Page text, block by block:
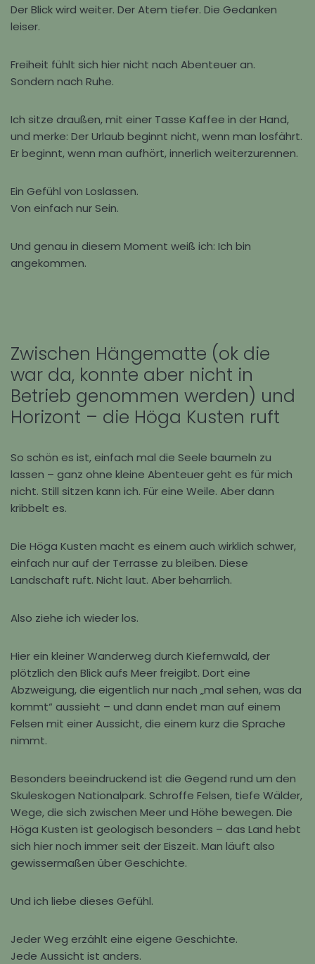
Der Blick wird weiter. Der Atem tiefer. Die Gedanken
leiser.
Freiheit fühlt sich hier nicht nach Abenteuer an.
Sondern nach Ruhe.
Ich sitze draußen, mit einer Tasse Kaffee in der Hand,
und merke: Der Urlaub beginnt nicht, wenn man losfährt.
Er beginnt, wenn man aufhört, innerlich weiterzurennen.
Ein Gefühl von Loslassen.
Von einfach nur Sein.
Und genau in diesem Moment weiß ich: Ich bin
angekommen.
Zwischen Hängematte (ok die
war da, konnte aber nicht in
Betrieb genommen werden) und
Horizont – die Höga Kusten ruft
So schön es ist, einfach mal die Seele baumeln zu
lassen – ganz ohne kleine Abenteuer geht es für mich
nicht. Still sitzen kann ich. Für eine Weile. Aber dann
kribbelt es.
Die Höga Kusten macht es einem auch wirklich schwer,
einfach nur auf der Terrasse zu bleiben. Diese
Landschaft ruft. Nicht laut. Aber beharrlich.
Also ziehe ich wieder los.
Hier ein kleiner Wanderweg durch Kiefernwald, der
plötzlich den Blick aufs Meer freigibt. Dort eine
Abzweigung, die eigentlich nur nach „mal sehen, was da
kommt“ aussieht – und dann endet man auf einem
Felsen mit einer Aussicht, die einem kurz die Sprache
nimmt.
Besonders beeindruckend ist die Gegend rund um den
Skuleskogen Nationalpark. Schroffe Felsen, tiefe Wälder,
Wege, die sich zwischen Meer und Höhe bewegen. Die
Höga Kusten ist geologisch besonders – das Land hebt
sich hier noch immer seit der Eiszeit. Man läuft also
gewissermaßen über Geschichte.
Und ich liebe dieses Gefühl.
Jeder Weg erzählt eine eigene Geschichte.
Jede Aussicht ist anders.